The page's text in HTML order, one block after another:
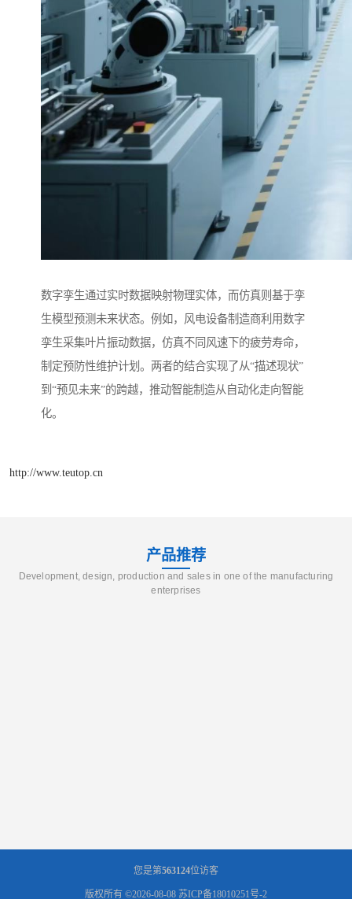
数字孪生通过实时数据映射物理实体，而仿真则基于孪
生模型预测未来状态。例如，风电设备制造商利用数字
孪生采集叶片振动数据，仿真不同风速下的疲劳寿命，
制定预防性维护计划。两者的结合实现了从“描述现状”
到“预见未来”的跨越，推动智能制造从自动化走向智能
化。
http://www.teutop.cn
产品推荐
Development, design, production and sales in one of the manufacturing
enterprises
您是第563124位访客
版权所有 ©2026-08-08 苏ICP备18010251号-2